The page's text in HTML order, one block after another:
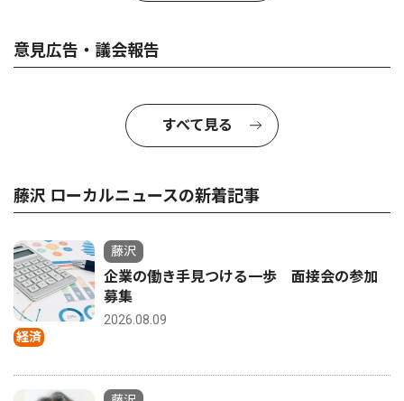
意見広告・議会報告
すべて見る
藤沢 ローカルニュースの新着記事
経済
藤沢
企業の働き手見つける一歩 面接会の参加
募集
2026.08.09